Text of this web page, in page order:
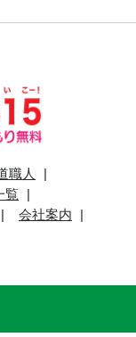
職人
覧
会社案内